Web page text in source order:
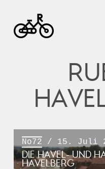
No72 / 15. Juli
DIE HAVEL- UND
HAVELBERG